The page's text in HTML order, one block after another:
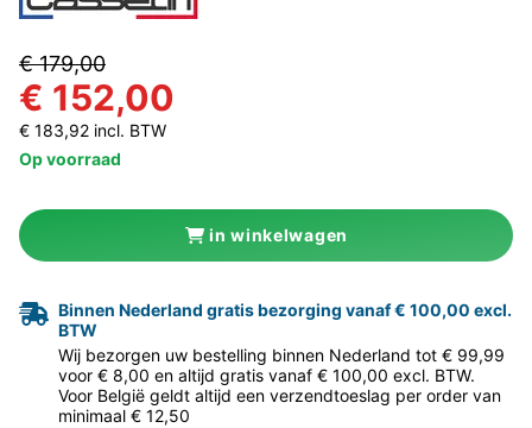
€ 179,00
€ 152,00
€ 183,92 incl. BTW
Op voorraad
in winkelwagen
Binnen Nederland gratis bezorging vanaf € 100,00 excl.
BTW
Wij bezorgen uw bestelling binnen Nederland tot € 99,99
voor € 8,00 en altijd gratis vanaf € 100,00 excl. BTW.
Voor België geldt altijd een verzendtoeslag per order van
minimaal € 12,50